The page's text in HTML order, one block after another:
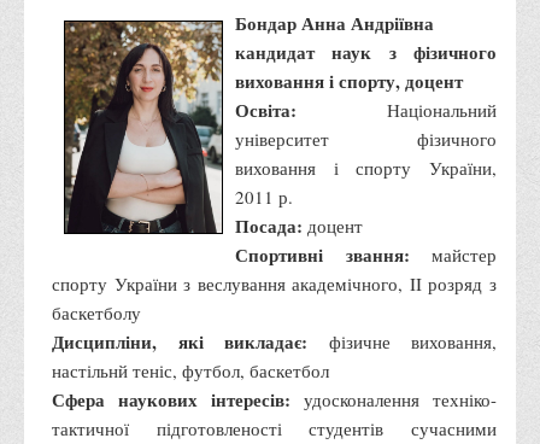
Іноземної філології та перекладу
Відділи
Реклами та зв'язків з громадськістю
Наукової роботи та міжнародної співпраці
Здобутки студентів
Матеріали наукових конференцій та вебінарів
Міжнародна діяльність
Програми подвійного диплому
Програми стажування (міжнародна практика)
Міжнародні проєкти
Бондар Анна Андріївна
кандидат наук з фізичного
виховання і спорту, доцент
Освіта: Національний
університет фізичного
виховання і спорту України,
2011 р.
Посада: доцент
Спортивні звання: майстер
спорту України з веслування академічного, II розряд з
баскетболу
Дисципліни, які викладає: фізичне виховання,
настільнй теніс, футбол, баскетбол
Сфера наукових інтересів: удосконалення техніко-
тактичної підготовленості студентів сучасними